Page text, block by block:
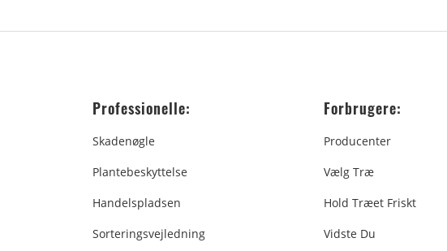
Professionelle:
Skadenøgle
Plantebeskyttelse
Handelspladsen
Sorteringsvejledning
Forbrugere:
Producenter
Vælg Træ
Hold Træet Friskt
Vidste Du